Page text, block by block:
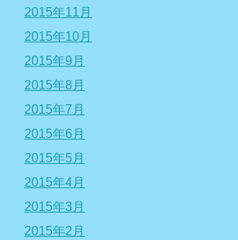
2015年11月
2015年10月
2015年9月
2015年8月
2015年7月
2015年6月
2015年5月
2015年4月
2015年3月
2015年2月